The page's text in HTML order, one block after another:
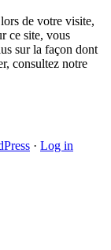
de votre visite,
ce site, vous
sur la façon dont
consultez notre
· Log in